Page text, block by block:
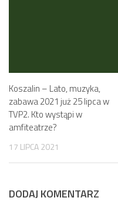
Koszalin – Lato, muzyka,
zabawa 2021 już 25 lipca w
TVP2. Kto wystąpi w
amfiteatrze?
17 LIPCA 2021
DODAJ KOMENTARZ